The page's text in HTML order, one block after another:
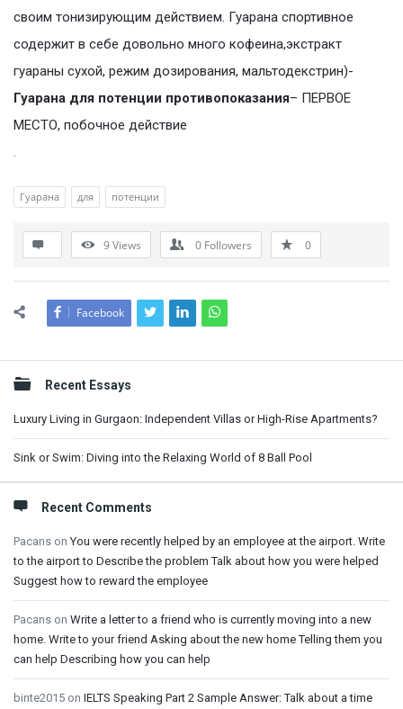
своим тонизирующим действием. Гуарана спортивное
содержит в себе довольно много кофеина,экстракт
гуараны сухой, режим дозирования, мальтодекстрин)-
Гуарана для потенции противопоказания– ПЕРВОЕ
МЕСТО, побочное действие
.
Гуарана для потенции
9Views 0 Followers 0
Facebook
Sidebar
Recent Essays
Luxury Living in Gurgaon: Independent Villas or High-Rise Apartments?
Sink or Swim: Diving into the Relaxing World of 8 Ball Pool
Recent Comments
Pacans onYou were recently helped by an employee at the airport. Write
to the airport to Describe the problem Talk about how you were helped
Suggest how to reward the employee
Pacans on Write a letter to a friend who is currently moving into a new
home. Write to your friend Asking about the new home Telling them you
can help Describing how you can help
binte2015 on IELTS Speaking Part 2 Sample Answer: Talk about a time